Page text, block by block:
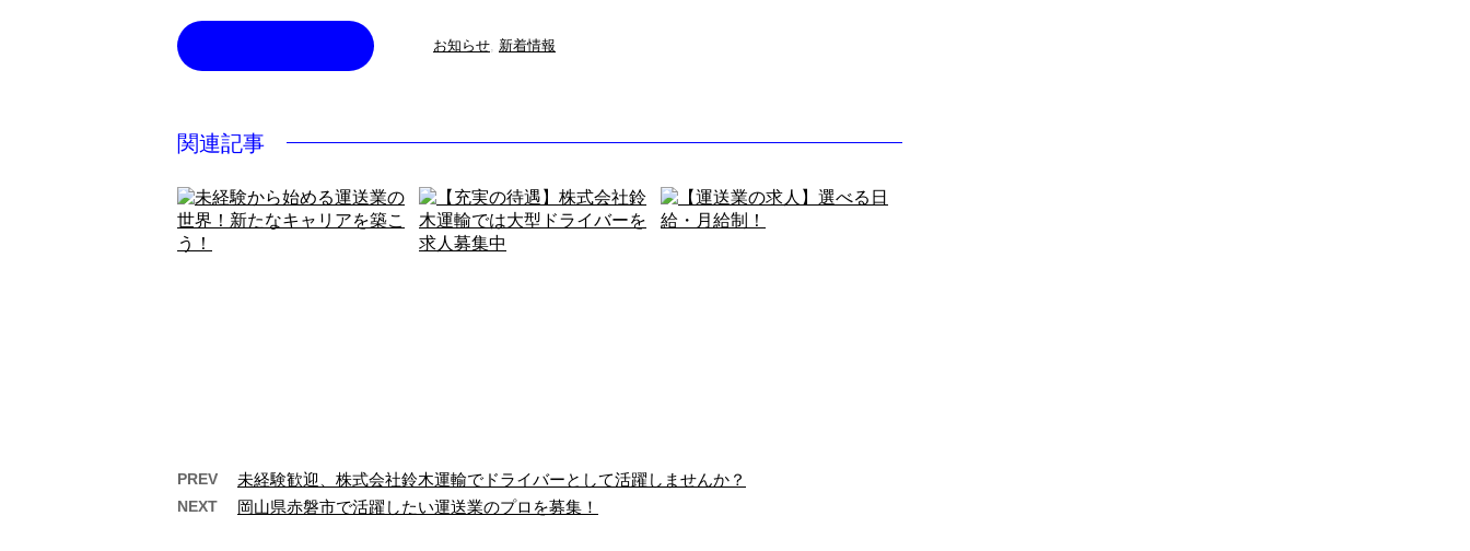
お知らせ, 新着情報
関連記事
未経験から始める運送業の
【充実の待遇】株式会社鈴
PREV 未経験歓迎、株式会社鈴木運輸でドライバーとして活躍しませんか？
NEXT 岡山県赤磐市で活躍したい運送業のプロを募集！